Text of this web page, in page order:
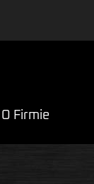
O Firmie